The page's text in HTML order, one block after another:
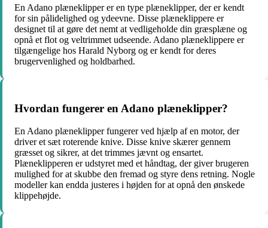
En Adano plæneklipper er en type plæneklipper, der er kendt
for sin pålidelighed og ydeevne. Disse plæneklippere er
designet til at gøre det nemt at vedligeholde din græsplæne og
opnå et flot og veltrimmet udseende. Adano plæneklippere er
tilgængelige hos Harald Nyborg og er kendt for deres
brugervenlighed og holdbarhed.
Hvordan fungerer en Adano plæneklipper?
En Adano plæneklipper fungerer ved hjælp af en motor, der
driver et sæt roterende knive. Disse knive skærer gennem
græsset og sikrer, at det trimmes jævnt og ensartet.
Plæneklipperen er udstyret med et håndtag, der giver brugeren
mulighed for at skubbe den fremad og styre dens retning. Nogle
modeller kan endda justeres i højden for at opnå den ønskede
klippehøjde.